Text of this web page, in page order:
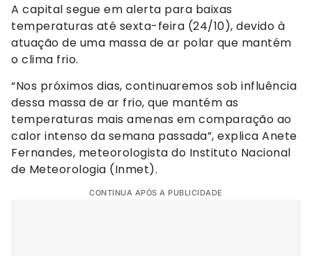
A capital segue em alerta para baixas
temperaturas até sexta-feira (24/10), devido à
atuação de uma massa de ar polar que mantém
o clima frio.
“Nos próximos dias, continuaremos sob influência
dessa massa de ar frio, que mantém as
temperaturas mais amenas em comparação ao
calor intenso da semana passada”, explica Anete
Fernandes, meteorologista do Instituto Nacional
de Meteorologia (Inmet).
CONTINUA APÓS A PUBLICIDADE